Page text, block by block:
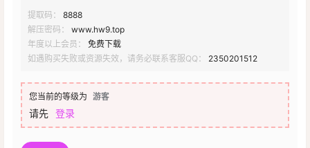
提取码：
8888
解压密码：
www.hw9.top
年度以上会员：
免费下载
如遇购买失败或资源失效，请务必联系客服QQ：
2350201512
您当前的等级为 游客
请先 登录